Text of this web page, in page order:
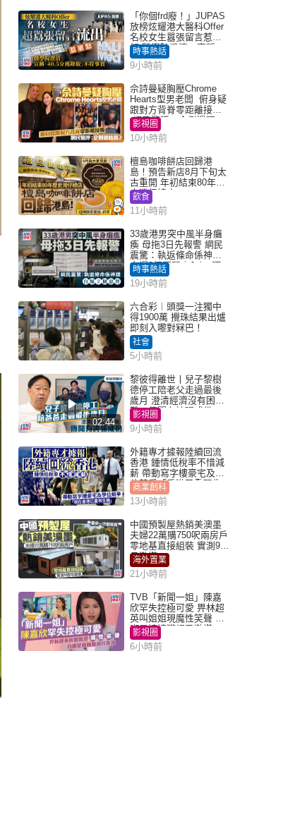
「你個frd廢！」JUPAS
放榜炫耀港大醫科Offer
名校女生囂張留言惹眾
怒 醫學院澄清：宣稱
「40.5分獲錄取」不符事
實｜Juicy叮
時事熱話
9小時前
佘詩曼疑胸壓Chrome
Hearts型男老闆 俯身疑
跟對方背脊零距離接觸
網民驚呼：企側邊唔
得？
影視圈
10小時前
檀島咖啡餅店回歸港
島！預告新店8月下旬太
古重開 年初結束80年歷
史灣仔總店
飲食
11小時前
33歲港男突中風半身癱
瘓 母拖3日先報警 網民
震驚：執返條命係神蹟
自爆2個惡習｜Juicy叮
時事熱話
19小時前
六合彩︱頭獎一注獨中
得1900萬 攪珠結果出爐
即刻入嚟對冧巴！
社會
5小時前
02:44
黎彼得離世丨兒子黎樹
德停工陪老父走過最後
歲月 澄清經濟沒有困
難：傳聞有誇張成份
影視圈
9小時前
外籍專才據報陸續回流
香港 鍾情低稅率不惜減
薪 帶動寫字樓豪宅及學
位競爭「香港已重現生
機」
商業創科
13小時前
中國預製屋熱銷美澳墨
夫婦22萬購750呎兩房戶
零地基直接組裝 實測9個
月激讚
海外置業
21小時前
TVB「新聞一姐」陳嘉
欣罕失控極可愛 畀林超
英叫姐姐現魔性笑聲 自
嘲是姨姨獲網民激讚
影視圈
6小時前